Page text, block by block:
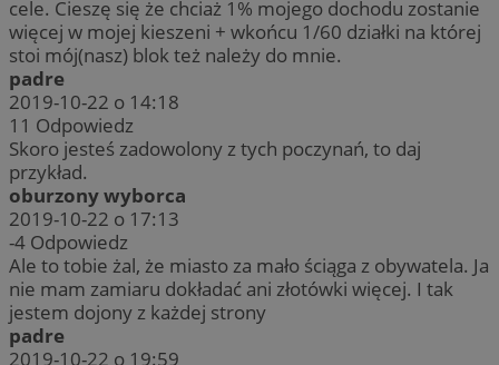
cele. Cieszę się że chciaż 1% mojego dochodu zostanie
więcej w mojej kieszeni + wkońcu 1/60 działki na której
stoi mój(nasz) blok też należy do mnie.
padre
2019-10-22 o 14:18
11 Odpowiedz
Skoro jesteś zadowolony z tych poczynań, to daj
przykład.
oburzony wyborca
2019-10-22 o 17:13
-4 Odpowiedz
Ale to tobie żal, że miasto za mało ściąga z obywatela. Ja
nie mam zamiaru dokładać ani złotówki więcej. I tak
jestem dojony z każdej strony
padre
2019-10-22 o 19:59